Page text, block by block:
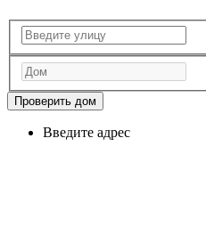
Проверить дом
Введите адрес